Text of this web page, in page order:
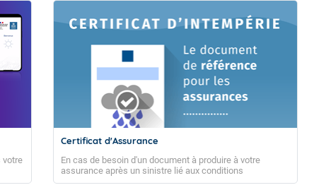
tendance est de fournir sur les 4 prochaines semaines de
bassin (zones privilégiées de formation des phénomènes
ainsi que les régimes de temps dominant pour La Réunion.
votre
Certificat d'Assurance
En cas de besoin d'un document à produire à votre
assurance après un sinistre lié aux conditions
météorologiques